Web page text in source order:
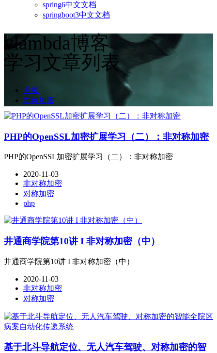
spring6中文文档
springboot3中文文档
vlambda博客
学习文章列表
首页
对称加密
PHP的OpenSSL加密扩展学习（二）：非对称加密
PHP的OpenSSL加密扩展学习（二）：非对称加密
2020-11-03
非对称加密
对称加密
php
井通商学院第10讲 I 非对称加密（中）
井通商学院第10讲 I 非对称加密（中）
2020-11-03
非对称加密
对称加密
基于北斗导航定位、无人汽车驾驶、对称加密的智